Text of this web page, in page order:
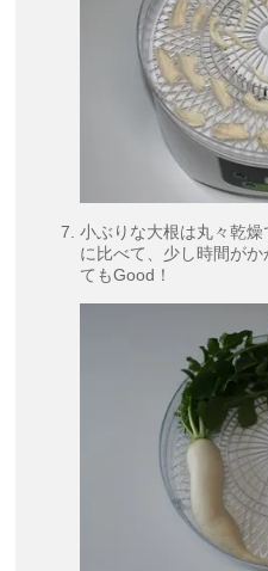
小ぶりな大根は丸々乾
に比べて、少し時間が
てもGood！